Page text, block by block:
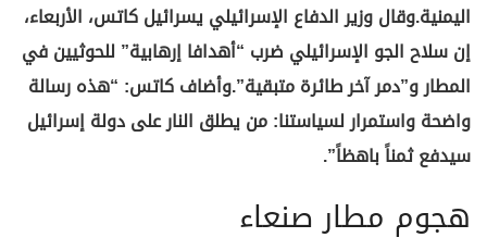
اليمنية.وقال وزير الدفاع الإسرائيلي يسرائيل كاتس، الأربعاء،
إن سلاح الجو الإسرائيلي ضرب “أهدافا إرهابية” للحوثيين في
المطار و”دمر آخر طائرة متبقية”.وأضاف كاتس: “هذه رسالة
واضحة واستمرار لسياستنا: من يطلق النار على دولة إسرائيل
سيدفع ثمناً باهظاً”.
هجوم مطار صنعاء